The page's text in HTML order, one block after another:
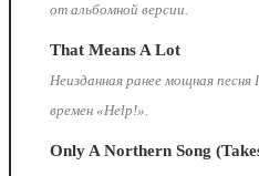
от альбомной версии.
That Means A Lot
Неизданная ранее мощная
времен «Help!».
Only A Northern Song